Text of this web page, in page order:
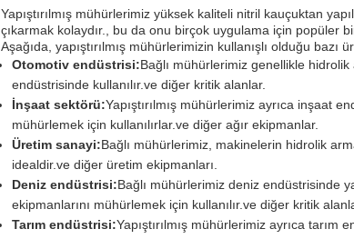
Yapıştırılmış mühürlerimiz yüksek kaliteli nitril kauçuktan
çıkarmak kolaydır., bu da onu birçok uygulama için popüler
Aşağıda, yapıştırılmış mühürlerimizin kullanışlı olduğu
Otomotiv endüstrisi:Bağlı mühürlerimiz genellikle
endüstrisinde kullanılır.ve diğer kritik alanlar.
İnşaat sektörü:Yapıştırılmış mühürlerimiz ayrıca inşaat
mühürlemek için kullanılırlar.ve diğer ağır ekipmanlar.
Üretim sanayi:Bağlı mühürlerimiz, makinelerin hidrolik
idealdir.ve diğer üretim ekipmanları.
Deniz endüstrisi:Bağlı mühürlerimiz deniz endüstrisinde
ekipmanlarını mühürlemek için kullanılır.ve diğer kritik
Tarım endüstrisi:Yapıştırılmış mühürlerimiz ayrıca